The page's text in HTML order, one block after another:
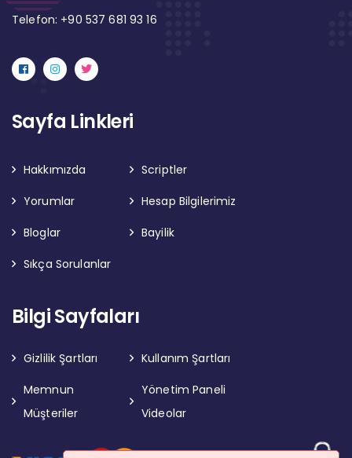
Telefon: +90 537 681 93 16
Sayfa Linkleri
Hakkımızda
Scriptler
Yorumlar
Hesap Bilgilerimiz
Bloglar
Bayilik
Sıkça Sorulanlar
Bilgi Sayfaları
Gizlilik Şartları
Kullanım Şartları
Memnun
Müşteriler
Yönetim Paneli
Videolar